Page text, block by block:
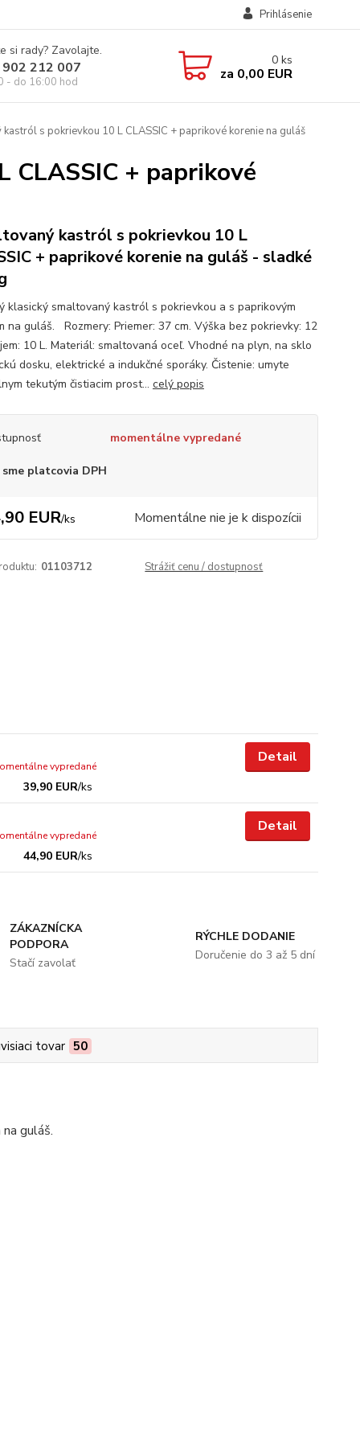
Prihlásenie
si rady? Zavolajte.
212 007
- do 16:00 hod
0 ks
za 0,00 EUR
kastról s pokrievkou 10 L CLASSIC + paprikové korenie na guláš
+ paprikové
kastról s pokrievkou 10 L
+ paprikové korenie na guláš - sladké
klasický smaltovaný kastról s pokrievkou a s paprikovým
na guláš. Rozmery: Priemer: 37 cm. Výška bez pokrievky: 12
10 L. Materiál: smaltovaná oceľ. Vhodné na plyn, na sklo
dosku, elektrické a indukčné sporáky. Čistenie: umyte
tekutým čistiacim prost... celý popis
momentálne vypredané
sme platcovia DPH
EUR/ks Momentálne nie je k dispozícii
01103712 Strážiť cenu / dostupnosť
39,90 EUR/ks
vypredané
Detail
44,90 EUR/ks
vypredané
Detail
ZÁKAZNÍCKA
PODPORA
Stačí zavolať
RÝCHLE DODANIE
Doručenie do 3 až 5 dní
tovar 50
guláš.